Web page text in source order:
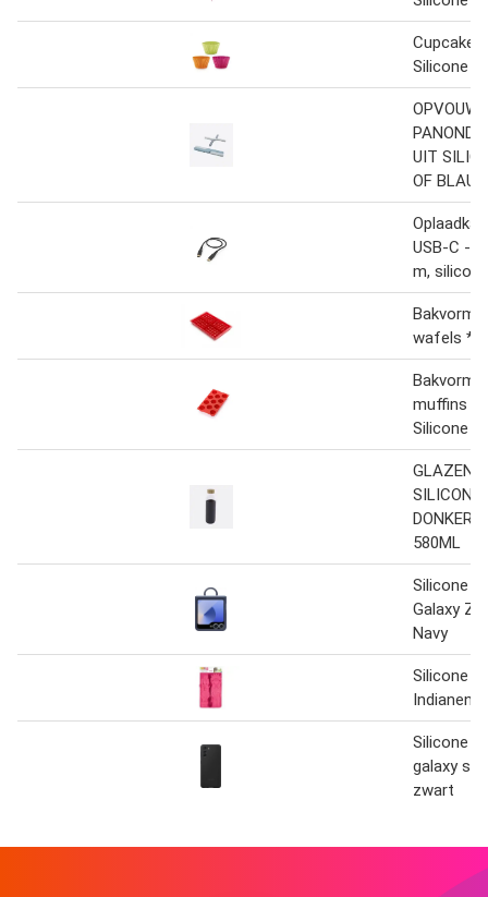
Silicone -
UIT
OF
USB-C -
m,
wafels *2
Bakvorm
muffins -
Silicone
GLAZEN
SILICONE
580ML
Silicone
Galaxy Z
Navy
Silicone
Indianen
Silicone
galaxy
zwart